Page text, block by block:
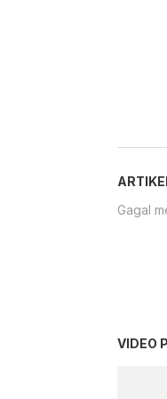
Gagal
VIDEO